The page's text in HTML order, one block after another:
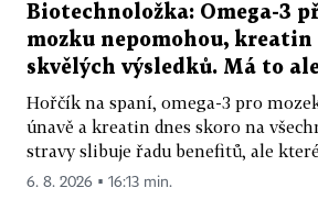
Biotechnoložka: Omega-3
mozku nepomohou, kreatin
skvělých výsledků. Má to
Hořčík na spaní, omega-3 pro
únavě a kreatin dnes skoro na
stravy slibuje řadu benefitů, ale
6. 8. 2026 ▪ 16:13 min.